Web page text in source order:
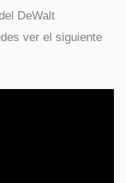
DeWalt
ver el siguiente